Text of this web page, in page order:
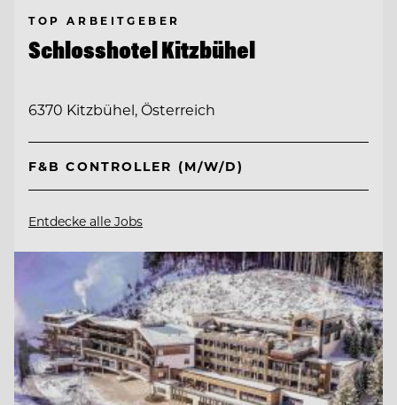
TOP ARBEITGEBER
Schlosshotel Kitzbühel
6370 Kitzbühel, Österreich
F&B CONTROLLER (M/W/D)
Entdecke alle Jobs